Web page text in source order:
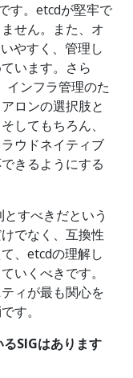
す。etcdが堅牢で
せん。また、オ
やすく、管理し
います。さら
ンフラ管理のた
ロンの選択肢と
してもちろん、
ウドネイティブ
きるようにする
すべきだという
でなく、互換性
、etcdの理解し
いくべきです。
ィが最も関心を
す。
SIGはあります